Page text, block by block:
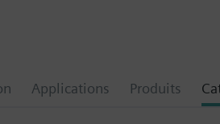
Applications Produits